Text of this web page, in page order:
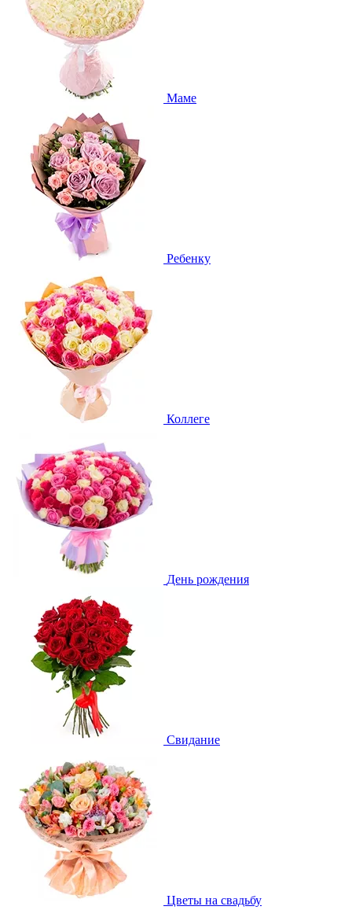
Маме
Ребенку
Коллеге
День рождения
Свидание
Цветы на свадьбу